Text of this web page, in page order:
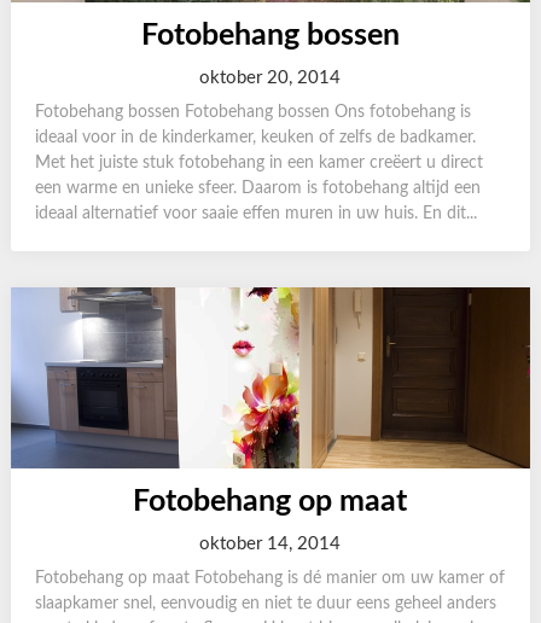
Fotobehang bossen
oktober 20, 2014
Fotobehang bossen Fotobehang bossen Ons fotobehang is
ideaal voor in de kinderkamer, keuken of zelfs de badkamer.
Met het juiste stuk fotobehang in een kamer creëert u direct
een warme en unieke sfeer. Daarom is fotobehang altijd een
ideaal alternatief voor saaie effen muren in uw huis. En dit...
Fotobehang op maat
oktober 14, 2014
Fotobehang op maat Fotobehang is dé manier om uw kamer of
slaapkamer snel, eenvoudig en niet te duur eens geheel anders